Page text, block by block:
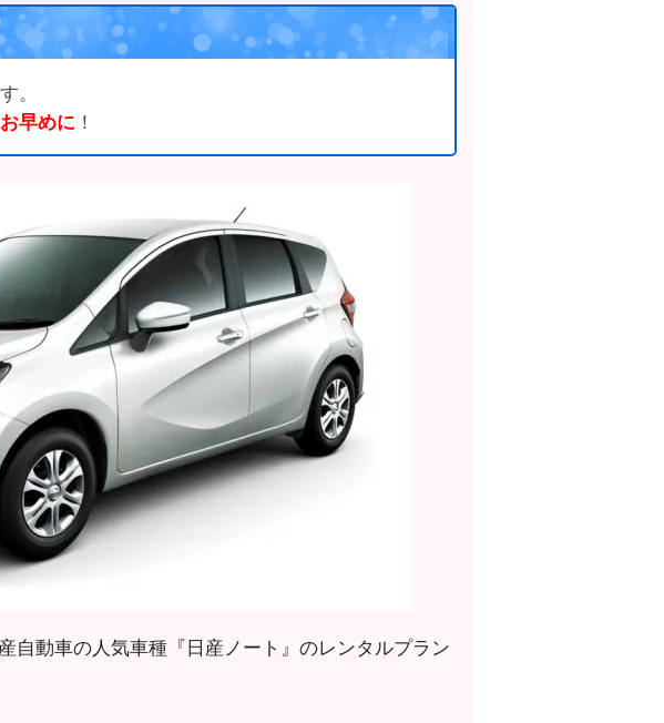
。
早めに ！
自動車の人気車種『日産ノート』のレンタルプラン